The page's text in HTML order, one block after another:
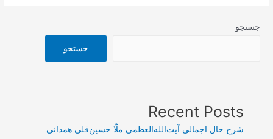
جستجو
جستجو
Recent Posts
شرح حال اجمالی آیت‌الله‌العظمی ملّا حسین‌قلی همدانی